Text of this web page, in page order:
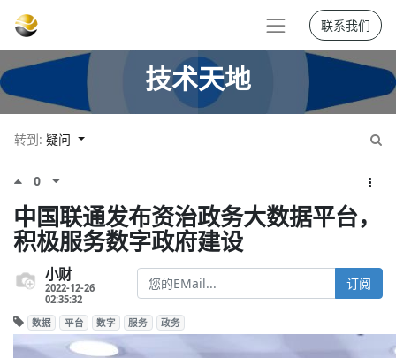
联系我们
技术天地
转到: 疑问
0
中国联通发布资治政务大数据平台，
积极服务数字政府建设
小财
2022-12-26
02:35:32
订阅
数据 平台 数字 服务 政务